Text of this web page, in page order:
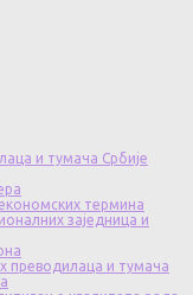
и тумача Србије
термина
заједница и
преводилаца и тумача